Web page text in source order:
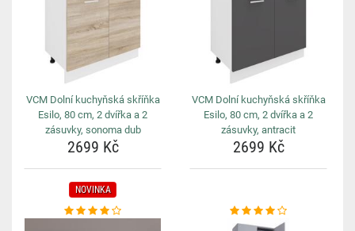
VCM Dolní kuchyňská skříňka
Esilo, 80 cm, 2 dvířka a 2
zásuvky, sonoma dub
2699 Kč
VCM Dolní kuchyňská skříňka
Esilo, 80 cm, 2 dvířka a 2
zásuvky, antracit
2699 Kč
NOVINKA